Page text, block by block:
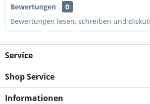
Bewertungen
0
Bewertungen lesen, schreiben und
Service
Shop Service
Informationen